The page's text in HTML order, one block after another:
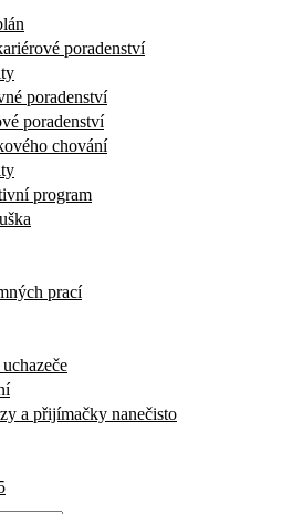
poradenství
poradenství
poradenství
chování
program
prací
a přijímačky nanečisto